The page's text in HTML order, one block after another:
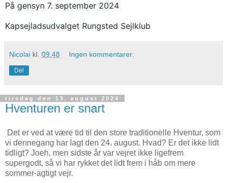
På gensyn 7. september 2024
Kapsejladsudvalget Rungsted Sejlklub
Nicolai kl. 09.48 Ingen kommentarer:
Del
tirsdag den 13. august 2024
Hventuren er snart
Det er ved at være tid til den store traditionelle Hventur, som
vi dennegang har lagt den 24. august. Hvad? Er det ikke lidt
tidligt? Joeh, men sidste år var vejret ikke ligefrem
supergodt, så vi har rykket det lidt frem i håb om mere
sommer-agtigt vejr.